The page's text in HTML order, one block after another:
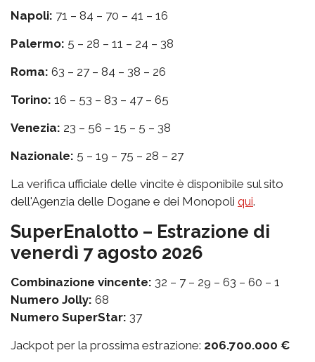
Napoli: 71 – 84 – 70 – 41 – 16
Palermo: 5 – 28 – 11 – 24 – 38
Roma: 63 – 27 – 84 – 38 – 26
Torino: 16 – 53 – 83 – 47 – 65
Venezia: 23 – 56 – 15 – 5 – 38
Nazionale: 5 – 19 – 75 – 28 – 27
La verifica ufficiale delle vincite è disponibile sul sito
dell'Agenzia delle Dogane e dei Monopoli qui.
SuperEnalotto – Estrazione di
venerdì 7 agosto 2026
Combinazione vincente: 32 – 7 – 29 – 63 – 60 – 1
Numero Jolly: 68
Numero SuperStar: 37
Jackpot per la prossima estrazione: 206.700.000 €